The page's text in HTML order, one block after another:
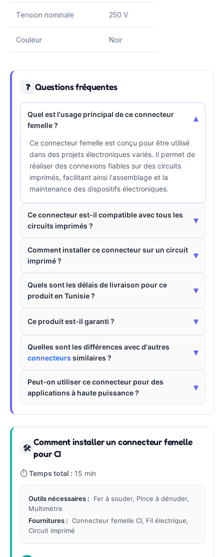
Tension nominale 250 V
Couleur Noir
❓ Questions fréquentes
Quel est l'usage principal de ce connecteur
femelle ?
▾
Ce connecteur femelle est conçu pour être utilisé
dans des projets électroniques variés. Il permet de
réaliser des connexions fiables sur des circuits
imprimés, facilitant ainsi l'assemblage et la
maintenance des dispositifs électroniques.
Ce connecteur est-il compatible avec tous les
circuits imprimés ?
▾
Comment installer ce connecteur sur un circuit
imprimé ?
▾
Quels sont les délais de livraison pour ce
produit en Tunisie ?
▾
Ce produit est-il garanti ? ▾
Quelles sont les différences avec d'autres
connecteurs similaires ?
▾
Peut-on utiliser ce connecteur pour des
applications à haute puissance ?
▾
🛠
Comment installer un connecteur femelle
pour CI
⏱Temps total : 15 min
Outils nécessaires :
Fer à souder, Pince à dénuder,
Multimètre
Fournitures : Connecteur femelle CI, Fil électrique,
Circuit imprimé